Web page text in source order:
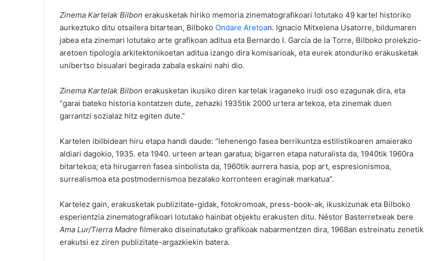
Zinema Kartelak Bilbon erakusketak hiriko memoria zinematografikoari lotutako 49 kartel historiko
aurkeztuko ditu otsailera bitartean, Bilboko Ondare Aretoan. Ignacio Mitxelena Usatorre, bildumaren
jabea eta zinemari lotutako arte grafikoan aditua eta Bernardo I. García de la Torre, Bilboko proiekzio-
aretoen tipologia arkitektonikoetan aditua izango dira komisarioak, eta eurek atonduriko erakusketak
unibertso bisualari begirada zabala eskaini nahi dio.
Zinema Kartelak Bilbon erakusketan ikusiko diren kartelak iraganeko irudi oso ezagunak dira, eta
“garai bateko historia kontatzen dute, zehazki 1935tik 2000 urtera artekoa, eta zinemak duen
garrantzi sozialaz hitz egiten dute.”
Kartelen ibilbidean hiru etapa handi daude: “lehenengo fasea berrikuntza estilistikoaren amaierako
aldiari dagokio, 1935. eta 1940. urteen artean garatua; bigarren etapa naturalista da, 1940tik 1960ra
bitartekoa; eta hirugarren fasea sinbolista da, 1960tik aurrera hasia, pop art, espresionismoa,
surrealismoa eta postmodernismoa bezalako korronteen eraginak markatua”.
Kartelez gain, erakusketak publizitate-gidak, fotokromoak, press-book-ak, ikuskizunak eta Bilboko
esperientzia zinematografikoari lotutako hainbat objektu erakusten ditu. Néstor Basterretxeak bere
Ama Lur/Tierra Madre filmerako diseinatutako grafikoak nabarmentzen dira, 1968an estreinatu zenetik
erakutsi ez ziren publizitate-argazkiekin batera.